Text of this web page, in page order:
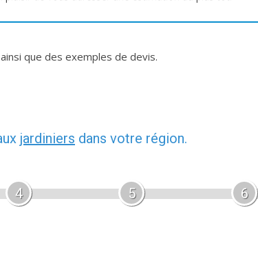
que des exemples de devis.
jardiniers dans votre région.
4 5 6